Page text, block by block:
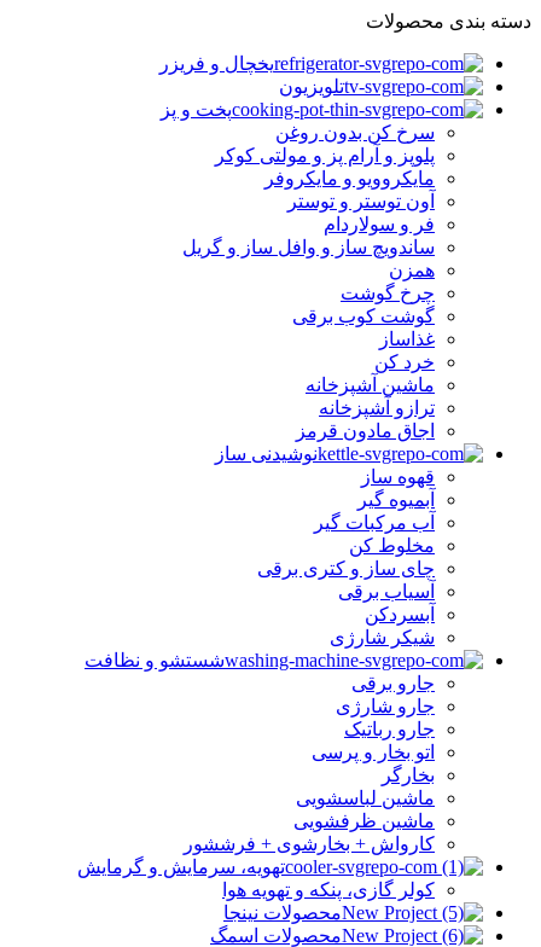
دسته بندی محصولات
یخچال و فریزر
تلویزیون
پخت و پز
سرخ کن بدون روغن
پلوپز و آرام پز و مولتی کوکر
مایکروویو و مایکروفر
آون توستر و توستر
فر و سولاردام
ساندویچ ساز و وافل ساز و گریل
همزن
چرخ گوشت
گوشت کوب برقی
غذاساز
خرد کن
ماشین آشپزخانه
ترازو آشپزخانه
اجاق مادون قرمز
نوشیدنی ساز
قهوه ساز
آبمیوه گیر
آب مرکبات گیر
مخلوط کن
چای ساز و کتری برقی
آسیاب برقی
آبسردکن
شیکر شارژی
شستشو و نظافت
جارو برقی
جارو شارژی
جارو رباتیک
اتو بخار و پرسی
بخارگر
ماشین لباسشویی
ماشین ظرفشویی
کارواش + بخارشوی + فرششور
تهویه، سرمایش و گرمایش
کولر گازی، پنکه و تهویه هوا
محصولات نینجا
محصولات اسمگ